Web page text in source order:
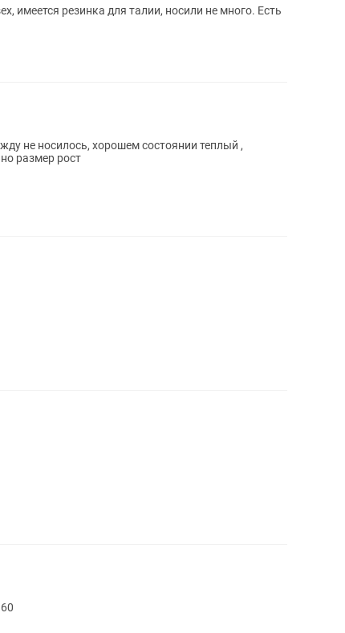
имеется резинка для талии, носили не много. Есть
не носилось, хорошем состоянии теплый ,
размер рост